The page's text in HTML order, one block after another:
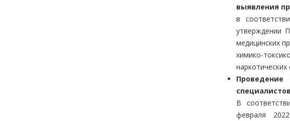
выявления
в
утверждении
медицинских
химико-
Проведение
В
февраля